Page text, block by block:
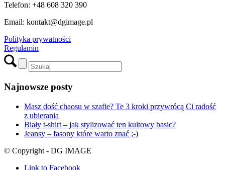
Telefon: +48 608 320 390
Email: kontakt@dgimage.pl
Polityka prywatności
Regulamin
Najnowsze posty
Masz dość chaosu w szafie? Te 3 kroki przywrócą Ci radość
z ubierania
Biały t-shirt – jak stylizować ten kultowy basic?
Jeansy – fasony które warto znać ;-)
© Copyright - DG IMAGE
Link to Facebook